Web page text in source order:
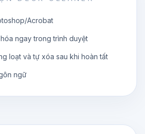
Acrobat
ngay trong trình duyệt
loạt và tự xóa sau khi hoàn tất
ngữ